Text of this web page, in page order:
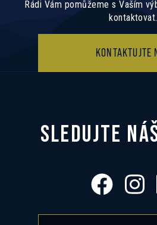
Rádi Vám pomůžeme s Vaším
kontaktovat.
KONTAKTUJTE
SLEDUJTE